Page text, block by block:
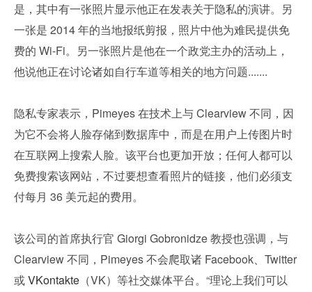
是，其中有一张照片显示他正在发表关于隐私的演讲。另
一张是 2014 年的当地报纸剪报，照片中他为难民提供免
费的 Wi-Fi。另一张照片是他在一个政党主办的活动上，
他说他正在讨论诸如自行车道等相关的地方问题.......
隐私专家表示，Pimeyes 在技术上与 Clearview 不同，因
为它不会将人脸存储到数据库中，而是在用户上传图片时
在互联网上搜索人脸。该平台也更加开放；任何人都可以
免费搜索该网站，不过要想查看照片的链接，他们必须支
付每月 36 美元起的费用。
该公司的首席执行官 Giorgi Gobronidze 教授也强调，与
Clearview 不同，Pimeyes 不会爬取诸 Facebook、Twitter
或 VKontakte （VK）等社交媒体平台。“理论上我们可以